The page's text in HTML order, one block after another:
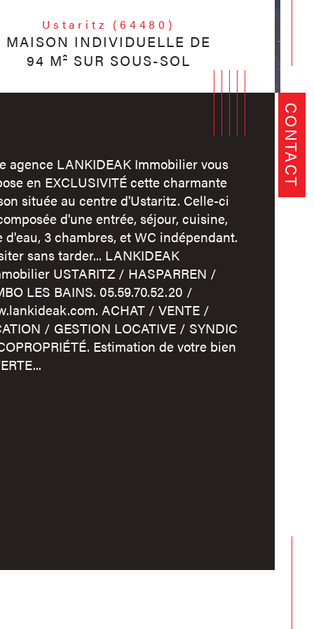
CONTACT
Ustaritz (64480)
MAISON INDIVIDUELLE DE
94 M² SUR SOUS-SOL
Valeurs
de pièces
de niveaux
agence LANKIDEAK Immobilier vous
en EXCLUSIVITÉ cette charmante
située au centre d'Ustaritz. Celle-ci
d'une entrée, séjour, cuisine,
d'eau, 3 chambres, et WC indépendant.
sans tarder... LANKIDEAK
USTARITZ / HASPARREN /
LES BAINS. 05.59.70.52.20 /
ACHAT / VENTE /
/ GESTION LOCATIVE / SYNDIC
Estimation de votre bien